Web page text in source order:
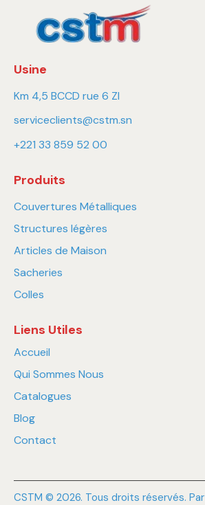
Usine
Km 4,5 BCCD rue 6 ZI
serviceclients@cstm.sn
+221 33 859 52 00
Produits
Couvertures Métalliques
Structures légères
Articles de Maison
Sacheries
Colles
Liens Utiles
Accueil
Qui Sommes Nous
Catalogues
Blog
Contact
CSTM © 2026. Tous droits réservés. Par